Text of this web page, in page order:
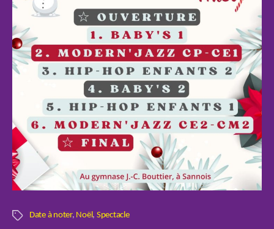
ÉtiquettesDate à noter, Noël , Spectacle